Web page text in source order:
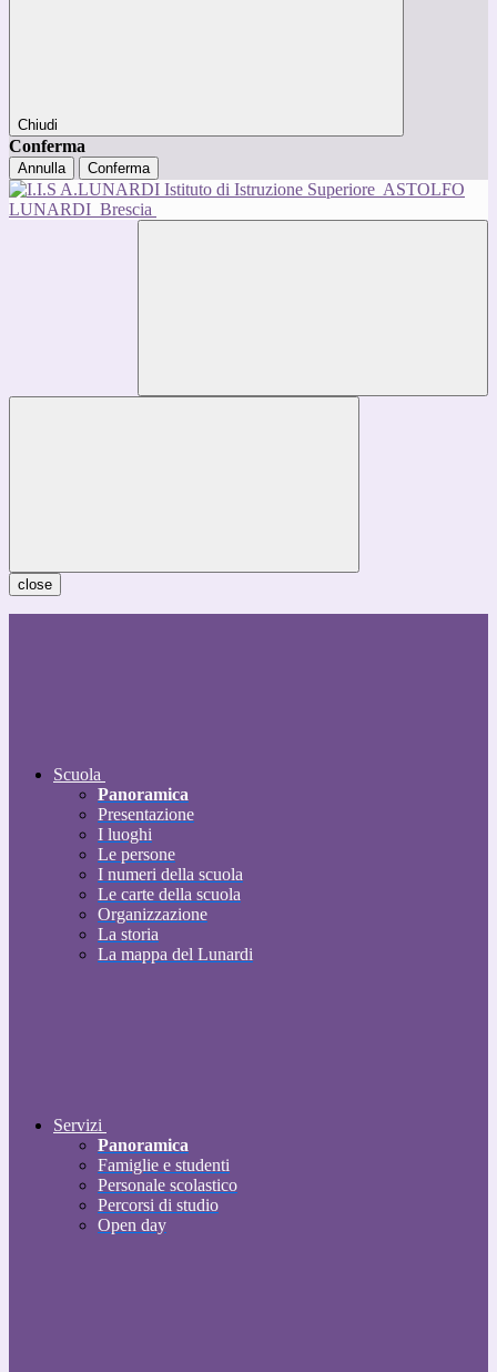
Chiudi
Conferma
Annulla Conferma
Istituto di Istruzione Superiore ASTOLFO
LUNARDI Brescia
close
Scuola
Panoramica
Presentazione
I luoghi
Le persone
I numeri della scuola
Le carte della scuola
Organizzazione
La storia
La mappa del Lunardi
Servizi
Panoramica
Famiglie e studenti
Personale scolastico
Percorsi di studio
Open day